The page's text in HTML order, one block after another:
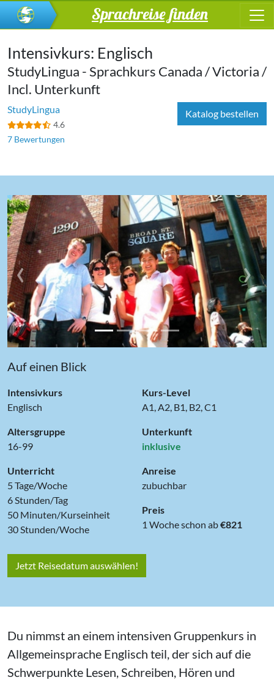
Sprachreise finden
Intensivkurs: Englisch
StudyLingua - Sprachkurs Canada / Victoria /
Incl. Unterkunft
StudyLingua
4.6
7 Bewertungen
Katalog bestellen
‹ ›
Auf einen Blick
Intensivkurs
Englisch
Altersgruppe
16-99
Unterricht
5 Tage/Woche
6 Stunden/Tag
50 Minuten/Kurseinheit
30 Stunden/Woche
Kurs-Level
A1, A2, B1, B2, C1
Unterkunft
inklusive
Anreise
zubuchbar
Preis
1 Woche schon ab€821
Jetzt Reisedatum auswählen!
Du nimmst an einem intensiven Gruppenkurs in
Allgemeinsprache Englisch teil, der sich auf die
Schwerpunkte Lesen, Schreiben, Hören und